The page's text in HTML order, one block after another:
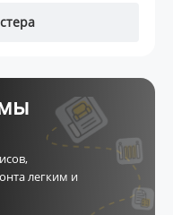
легким и